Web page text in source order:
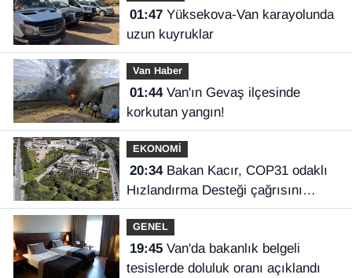
01:47Yüksekova-Van karayolunda
uzun kuyruklar
Van Haber
01:44Van'ın Gevaş ilçesinde
korkutan yangın!
EKONOMİ
20:34Bakan Kacır, COP31 odaklı
Hızlandırma Desteği çağrısını
açıkladı
GENEL
19:45Van'da bakanlık belgeli
tesislerde doluluk oranı açıklandı